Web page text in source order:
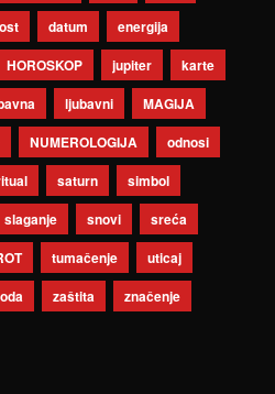
datum
energija
HOROSKOP jupiter
karte
ljubavni
MAGIJA
NUMEROLOGIJA
odnosi
saturn
simbol
slaganje snovi
sreća
tumačenje
uticaj
zaštita značenje